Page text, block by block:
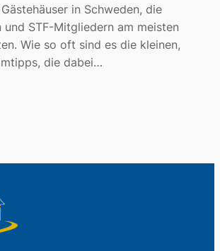
in Schweden, die
und STF-Mitgliedern am meisten
Wie so oft sind es die kleinen,
die dabei…